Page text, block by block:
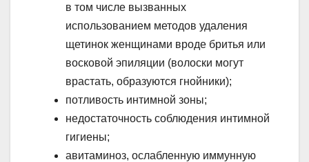
в том числе вызванных
использованием методов удаления
щетинок женщинами вроде бритья или
восковой эпиляции (волоски могут
врастать, образуются гнойники);
потливость интимной зоны;
недостаточность соблюдения интимной
гигиены;
авитаминоз, ослабленную иммунную